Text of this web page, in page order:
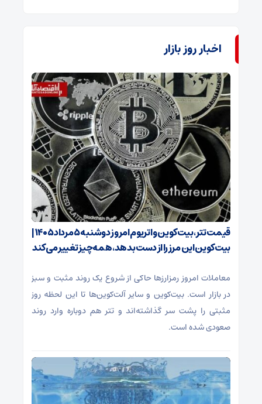
اخبار روز بازار
قیمت تتر، بیت‌کوین و اتریوم امروز دوشنبه ۵ مرداد ۱۴۰۵ |
بیت‌کوین این مرز را از دست بدهد، همه‌چیز تغییر می‌کند
معاملات امروز رمزارز‌ها حاکی از شروع یک روند مثبت و سبز
در بازار است. بیت‌کوین و سایر آلت‌کوین‌ها تا این لحظه روز
مثبتی را پشت سر گذاشته‌اند و تتر هم دوباره وارد روند
صعودی شده است.